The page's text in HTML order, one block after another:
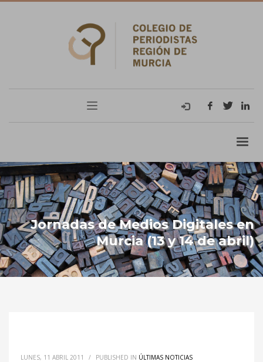
Jornadas de Medios Digitales en
Murcia (13 y 14 de abril)
LUNES, 11 ABRIL 2011 / PUBLISHED IN ÚLTIMAS NOTICIAS